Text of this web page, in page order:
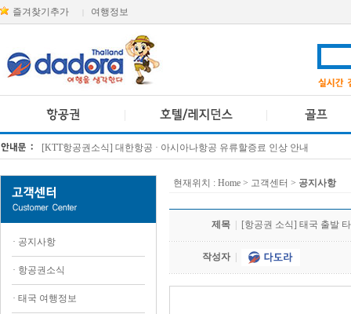
즐겨찾기추가 여행정보
[KTT항공권소식] 대한항공 · 아시아나항공 유류할증료 인상 안내
· 공지사항
· 항공권소식
· 태국 여행정보
현재위치 : Home > 고객센터 > 공지사항
제목 [항공권 소식] 태국 출발
작성자